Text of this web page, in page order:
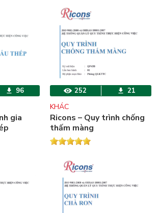
96
gia
252 21
KHÁC
Ricons – Quy trình chống
thấm màng